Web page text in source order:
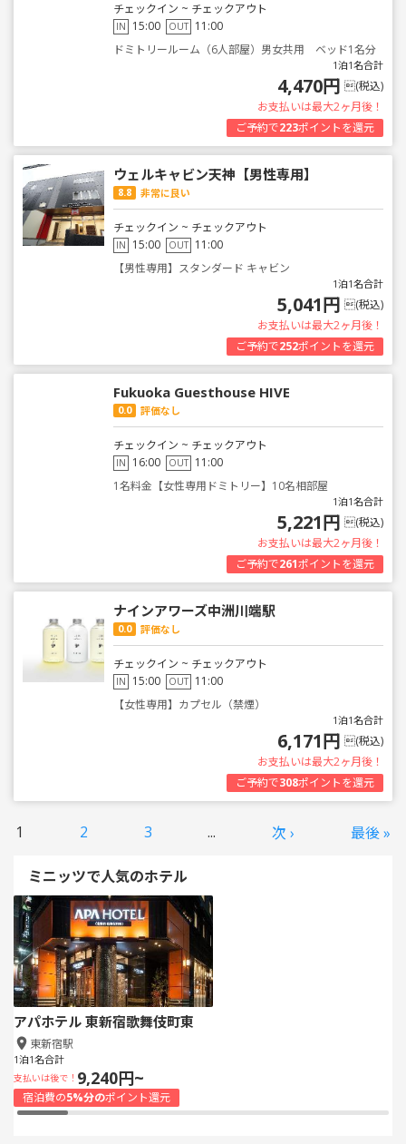
チェックイン ~ チェックアウト
IN 15:00 OUT 11:00
ドミトリールーム（6人部屋）男女共用 ベッド1名分
1泊1名合計
4,470円 (税込)
お支払いは最大2ヶ月後！
ご予約で223ポイントを還元
ウェルキャビン天神【男性専用】
8.8 非常に良い
チェックイン ~ チェックアウト
IN 15:00 OUT 11:00
【男性専用】スタンダード キャビン
1泊1名合計
5,041円 (税込)
お支払いは最大2ヶ月後！
ご予約で252ポイントを還元
Fukuoka Guesthouse HIVE
0.0 評価なし
チェックイン ~ チェックアウト
IN 16:00 OUT 11:00
1名料金【女性専用ドミトリー】10名相部屋
1泊1名合計
5,221円 (税込)
お支払いは最大2ヶ月後！
ご予約で261ポイントを還元
ナインアワーズ中洲川端駅
0.0 評価なし
チェックイン ~ チェックアウト
IN 15:00 OUT 11:00
【女性専用】カプセル（禁煙）
1泊1名合計
6,171円 (税込)
お支払いは最大2ヶ月後！
ご予約で308ポイントを還元
1 2 3 ... 次 › 最後 »
ミニッツで人気のホテル
アパホテル 東新宿歌舞伎町東
東新宿駅
1泊1名合計
支払いは後で！ 9,240円~
宿泊費の5%分のポイント還元